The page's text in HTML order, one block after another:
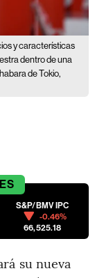
y características
dentro de una
de Tokio,
S&P/BMV IPC
-0.46%
66,525.18
su nueva